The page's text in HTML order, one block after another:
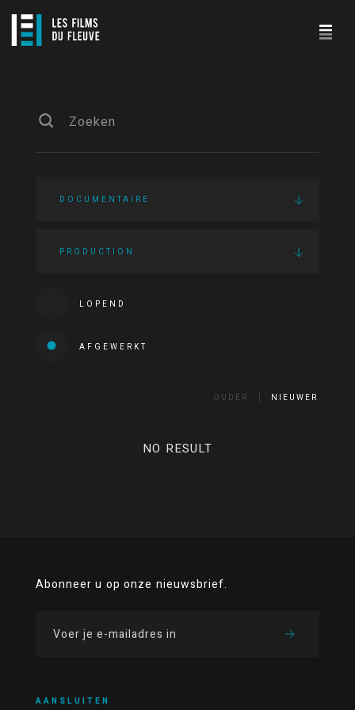
DOCUMENTAIRE
PRODUCTION
LOPEND
AFGEWERKT
OUDER NIEUWER
NO RESULT
Abonneer u op onze nieuwsbrief.
AANSLUITEN